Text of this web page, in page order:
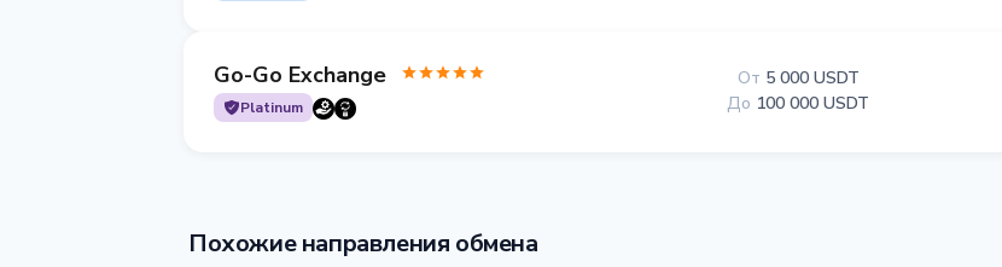
Go-Go Exchange
Platinum
От 5 000 USDT
До 100 000 USDT
Похожие направления обмена